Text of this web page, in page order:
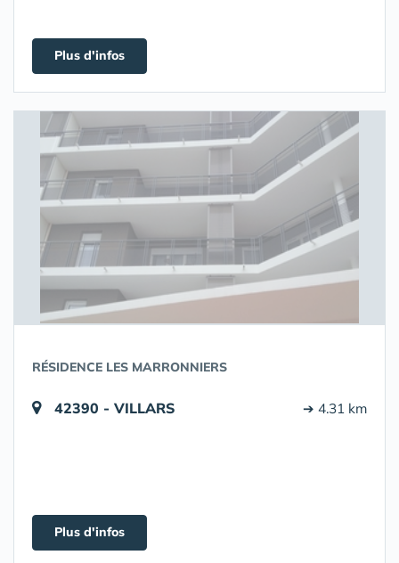
Plus d'infos
RÉSIDENCE LES MARRONNIERS
42390 - VILLARS ➔ 4.31 km
Plus d'infos